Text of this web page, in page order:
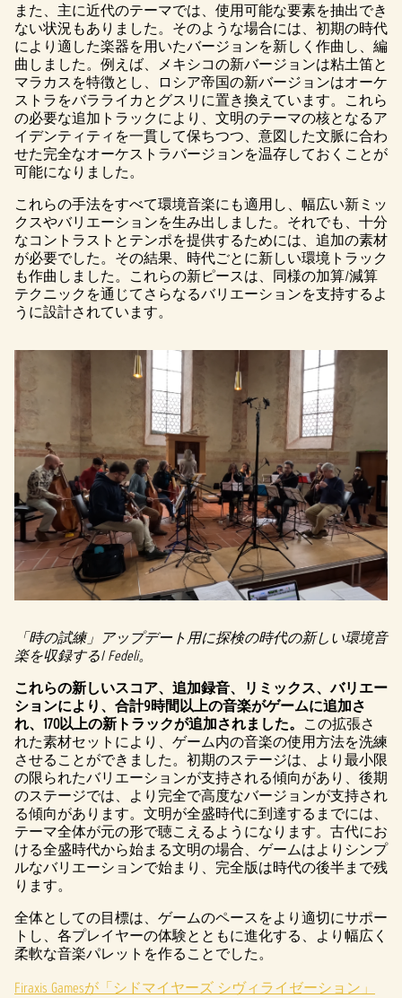
また、主に近代のテーマでは、使用可能な要素を抽出でき
ない状況もありました。そのような場合には、初期の時代
により適した楽器を用いたバージョンを新しく作曲し、編
曲しました。例えば、メキシコの新バージョンは粘土笛と
マラカスを特徴とし、ロシア帝国の新バージョンはオーケ
ストラをバラライカとグスリに置き換えています。これら
の必要な追加トラックにより、文明のテーマの核となるア
イデンティティを一貫して保ちつつ、意図した文脈に合わ
せた完全なオーケストラバージョンを温存しておくことが
可能になりました。
これらの手法をすべて環境音楽にも適用し、幅広い新ミッ
クスやバリエーションを生み出しました。それでも、十分
なコントラストとテンポを提供するためには、追加の素材
が必要でした。その結果、時代ごとに新しい環境トラック
も作曲しました。これらの新ピースは、同様の加算/減算
テクニックを通じてさらなるバリエーションを支持するよ
うに設計されています。
「時の試練」アップデート用に探検の時代の新しい環境音
楽を収録するI Fedeli。
これらの新しいスコア、追加録音、リミックス、バリエー
ションにより、合計9時間以上の音楽がゲームに追加さ
れ、170以上の新トラックが追加されました。 この拡張さ
れた素材セットにより、ゲーム内の音楽の使用方法を洗練
させることができました。初期のステージは、より最小限
の限られたバリエーションが支持される傾向があり、後期
のステージでは、より完全で高度なバージョンが支持され
る傾向があります。文明が全盛時代に到達するまでには、
テーマ全体が元の形で聴こえるようになります。古代にお
ける全盛時代から始まる文明の場合、ゲームはよりシンプ
ルなバリエーションで始まり、完全版は時代の後半まで残
ります。
全体としての目標は、ゲームのペースをより適切にサポー
トし、各プレイヤーの体験とともに進化する、より幅広く
柔軟な音楽パレットを作ることでした。
Firaxis Gamesが「シドマイヤーズ シヴィライゼーション」